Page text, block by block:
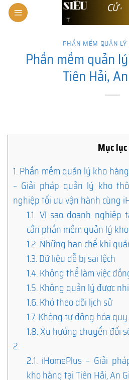
Skip
PHẦN MỀM QUẢN LÝ
Phần mềm quản
Tiên Hải,
Mục lục
1.Phần mềm quản lý kho
– Giải pháp quản lý kho
nghiệp tối ưu vận hành cùng
1.1. Vì sao doanh nghiệp
cần phần mềm quản lý
1.2.Những hạn chế khi
1.3.Dữ liệu dễ bị sai lệch
1.4.Không thể làm việc
1.5.Không quản lý được
1.6.Khó theo dõi lịch sử
1.7.Không tự động hóa
1.8.Xu hướng chuyển đổi
2.
2.1. iHomePlus – Giải
kho hàng tại Tiên Hải, An